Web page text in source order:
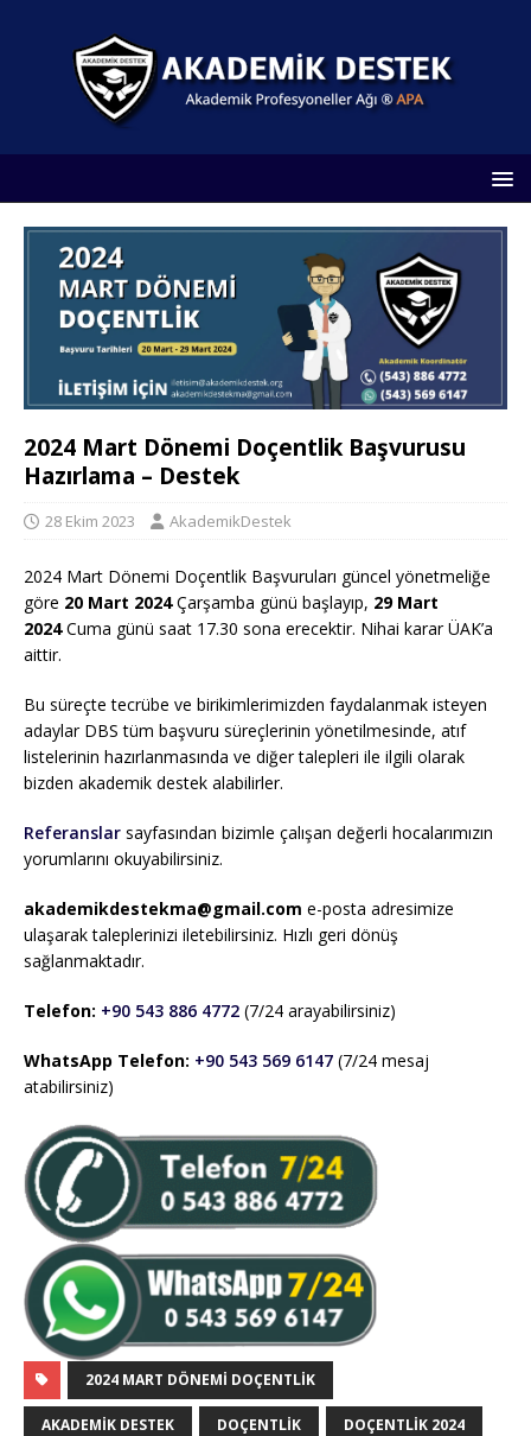
2024 Mart Dönemi Doçentlik Başvurusu
Hazırlama – Destek
28 Ekim 2023 AkademikDestek
2024 Mart Dönemi Doçentlik Başvuruları güncel yönetmeliğe
göre 20 Mart 2024Çarşamba günü başlayıp, 29 Mart
2024Cuma günü saat 17.30 sona erecektir. Nihai karar ÜAK’a
aittir.
Bu süreçte tecrübe ve birikimlerimizden faydalanmak isteyen
adaylar DBS tüm başvuru süreçlerinin yönetilmesinde, atıf
listelerinin hazırlanmasında ve diğer talepleri ile ilgili olarak
bizden akademik destek alabilirler.
Referanslar sayfasından bizimle çalışan değerli hocalarımızın
yorumlarını okuyabilirsiniz.
akademikdestekma@gmail.com e-posta adresimize
ulaşarak taleplerinizi iletebilirsiniz. Hızlı geri dönüş
sağlanmaktadır.
Telefon: +90 543 886 4772 (7/24 arayabilirsiniz)
WhatsApp Telefon: +90 543 569 6147 (7/24 mesaj
atabilirsiniz)
2024 MART DÖNEMI DOÇENTLIK
AKADEMIK DESTEK DOÇENTLIK DOÇENTLIK 2024